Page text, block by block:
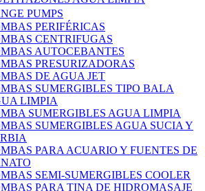
PUMPS
PERIFÉRICAS
CENTRIFUGAS
AUTOCEBANTES
PRESURIZADORAS
DE AGUA JET
SUMERGIBLES TIPO BALA
LIMPIA
SUMERGIBLES AGUA LIMPIA
SUMERGIBLES AGUA SUCIA Y
PARA ACUARIO Y FUENTES DE
SEMI-SUMERGIBLES COOLER
PARA TINA DE HIDROMASAJE